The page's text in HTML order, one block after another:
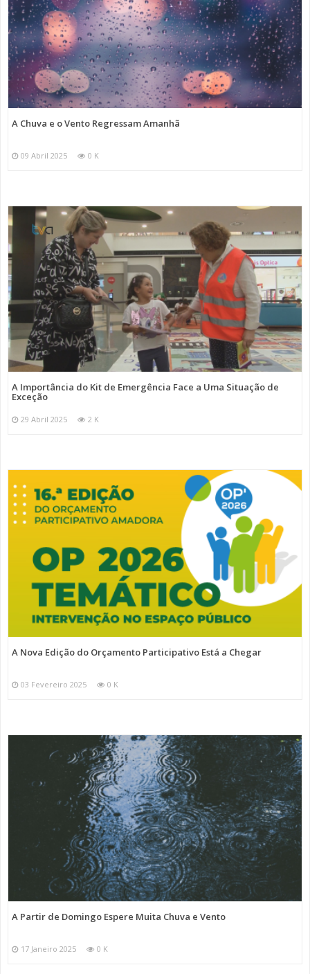
A Chuva e o Vento Regressam Amanhã
09 Abril 2025 0 K
A Importância do Kit de Emergência Face a Uma Situação de
Exceção
29 Abril 2025 2 K
A Nova Edição do Orçamento Participativo Está a Chegar
03 Fevereiro 2025 0 K
A Partir de Domingo Espere Muita Chuva e Vento
17 Janeiro 2025 0 K